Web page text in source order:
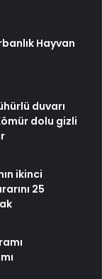
Hayvan
duvarı
dolu gizli
ikinci
25